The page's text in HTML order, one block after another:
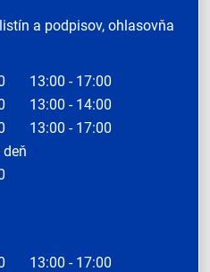
a podpisov, ohlasovňa
13:00 - 17:00
13:00 - 14:00
13:00 - 17:00
13:00 - 17:00